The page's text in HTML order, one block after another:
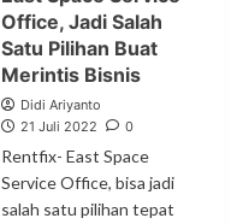
Office, Jadi Salah
Satu Pilihan Buat
Merintis Bisnis
Didi Ariyanto
21 Juli 2022
0
Rentfix- East Space
Service Office, bisa jadi
salah satu pilihan tepat